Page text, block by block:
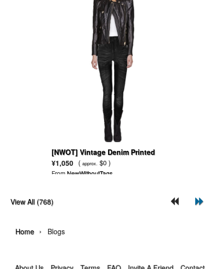
[NWOT] Vintage Denim Printed
Black Leggings
¥1,050 ( approx. $0 )
FromNewWithoutTags
View All (768)
Home › Blogs